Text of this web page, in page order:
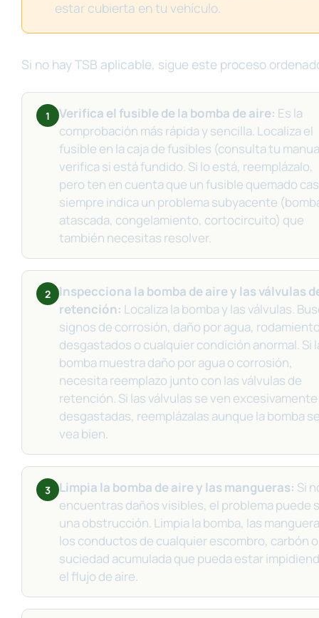
estar cubierta en tu vehículo.
Si no hay TSB aplicable, sigue este proceso
1 Verifica el fusible de la bomba de aire: Es la
comprobación más rápida y sencilla. Localiza el
fusible en la caja de fusibles (consulta tu
verifica si está fundido. Si lo está, reemplázalo,
pero ten en cuenta que un fusible quemado
siempre indica un problema subyacente
atascada, congelamiento, cortocircuito) que
también necesitas resolver.
2
Inspecciona la bomba de aire y las válvulas
retención: Localiza la bomba y las válvulas.
signos de corrosión, daño por agua,
desgastados o cualquier condición anormal. Si
bomba muestra daño por agua o corrosión,
necesita reemplazo junto con las válvulas de
retención. Si las válvulas se ven excesivamente
desgastadas, reemplázalas aunque la bomba
vea bien.
3 Limpia la bomba de aire y las mangueras: Si
encuentras daños visibles, el problema puede
una obstrucción. Limpia la bomba, las
los conductos de cualquier escombro, carbón o
suciedad acumulada que pueda estar
el flujo de aire.